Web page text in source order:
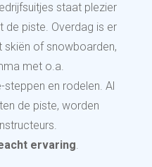
staat plezier
de piste. Overdag is er
skiën of snowboarden,
met o.a.
en rodelen. Al
de piste, worden
ervaring.